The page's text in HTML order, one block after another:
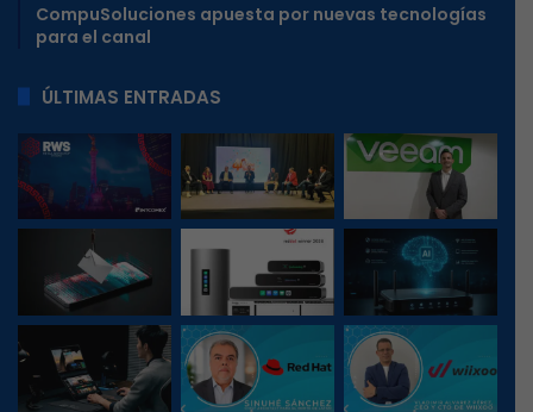
CompuSoluciones apuesta por nuevas tecnologías
para el canal
ÚLTIMAS ENTRADAS